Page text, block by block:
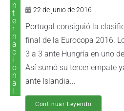
n
t
e
r
n
a
c
i
o
n
a
22 de junio de 2016
Portugal consiguió la
final de la Eurocopa 2016.
3 a 3 ante Hungría en uno
Así sumó su tercer empate
ante Islandia...
Continuar Leyendo